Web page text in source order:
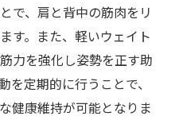
で、肩と背中の筋肉をリ
す。また、軽いウェイト
力を強化し姿勢を正す助
を定期的に行うことで、
健康維持が可能となりま